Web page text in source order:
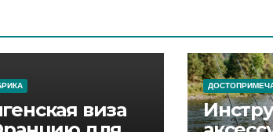
виза